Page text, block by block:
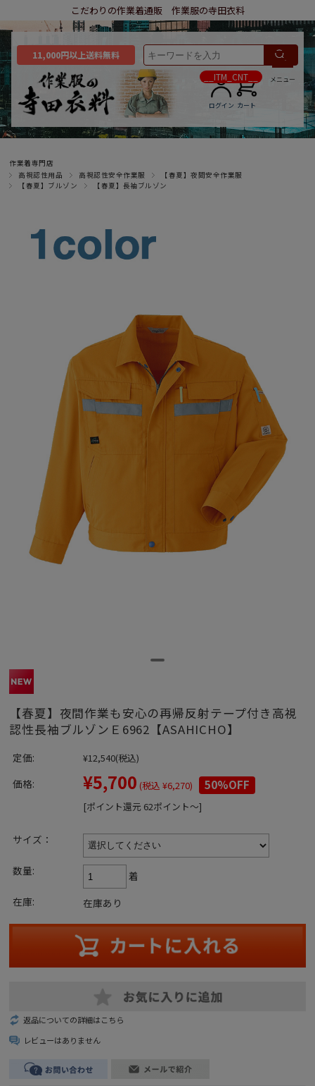
こだわりの作業着通販 作業服の寺田衣料
ログイン
__ITM_CNT__
カート
メニュー
11,000円以上送料無料
作業着専門店
高視認性用品
高視認性安全作業服
【春夏】夜間安全作業服
【春夏】ブルゾン
【春夏】長袖ブルゾン
【春夏】夜間作業も安心の再帰反射テープ付き高視
認性長袖ブルゾンＥ6962【ASAHICHO】
定価: ¥12,540(税込)
価格: ¥5,700 (税込 ¥6,270) 50%OFF
[ポイント還元 62ポイント～]
サイズ：
数量:
着
在庫:
在庫あり
返品についての詳細はこちら
レビューはありません